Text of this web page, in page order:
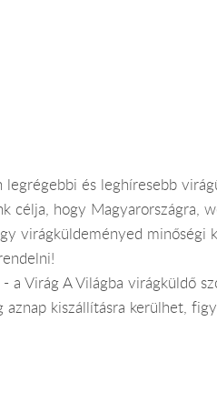
legrégebbi és leghíresebb
célja, hogy Magyarországra,
virágküldeményed minőségi
- a Virág A Világba virágküldő
kiszállításra kerülhet,